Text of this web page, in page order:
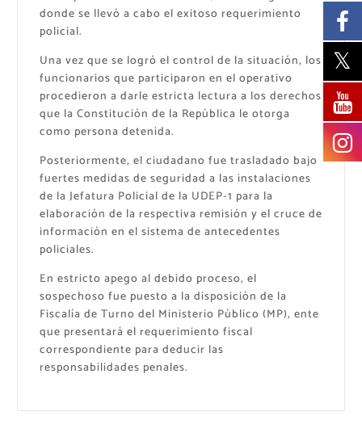
donde se llevó a cabo el exitoso requerimiento
policial.
Una vez que se logró el control de la situación, los
funcionarios que participaron en el operativo
procedieron a darle estricta lectura a los derechos
que la Constitución de la República le otorga
como persona detenida.
Posteriormente, el ciudadano fue trasladado bajo
fuertes medidas de seguridad a las instalaciones
de la Jefatura Policial de la UDEP-1 para la
elaboración de la respectiva remisión y el cruce de
información en el sistema de antecedentes
policiales.
En estricto apego al debido proceso, el
sospechoso fue puesto a la disposición de la
Fiscalía de Turno del Ministerio Público (MP), ente
que presentará el requerimiento fiscal
correspondiente para deducir las
responsabilidades penales.